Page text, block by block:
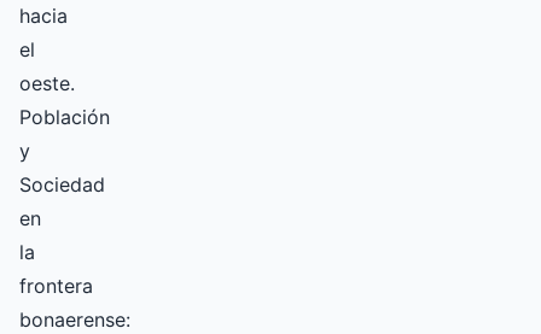
hacia
el
oeste.
Población
y
Sociedad
en
la
frontera
bonaerense: